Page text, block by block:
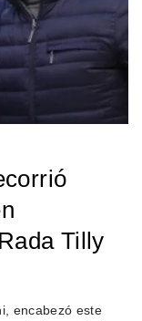
Tilly
encabezó este